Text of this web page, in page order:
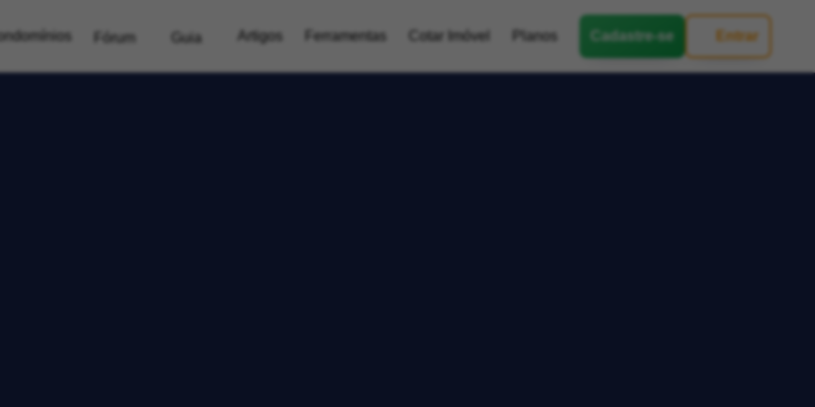
Fórum Guia Artigos Ferramentas Cotar Imóvel Planos Cadastre-se Entrar